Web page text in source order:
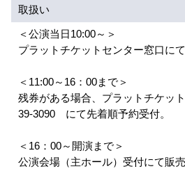
サービス
座席表
取扱い
＜公演当日10:00～＞
プラットチケットセンター窓口にて
＜11:00～16：00まで＞
残券がある場合、プラットチケッ
39-3090 にて先着順予約受付。
＜16：00～開演まで＞
公演会場（主ホール）受付にて販売